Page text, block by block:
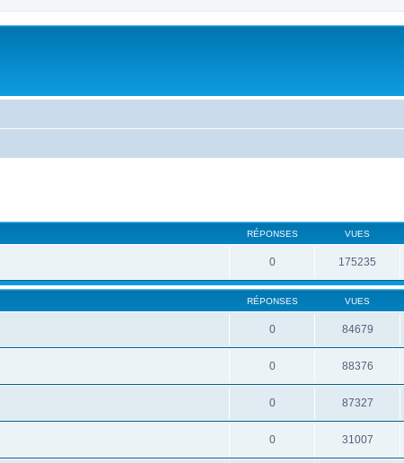
RÉPONSES VUES
0 175235
RÉPONSES VUES
0 84679
0 88376
0 87327
0 31007